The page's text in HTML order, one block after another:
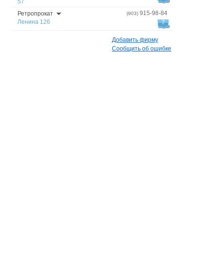
57
Ретропрокат
Ленина 126
(903) 915-98-84
7
Добавить фирму
Сообщить об ошибке